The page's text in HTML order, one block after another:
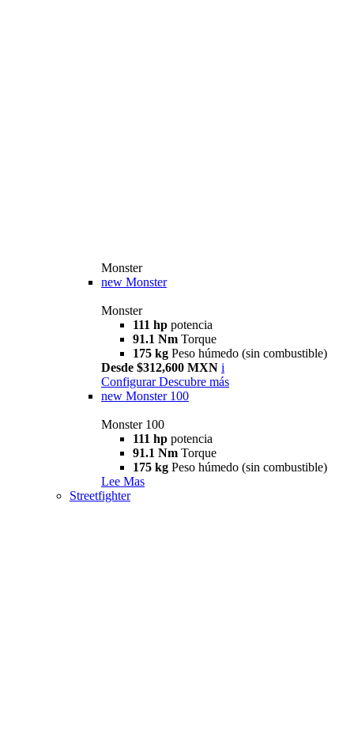
Monster
new Monster
Monster
111 hp potencia
91.1 Nm Torque
175 kg Peso húmedo (sin combustible)
Desde $312,600 MXN i
Configurar Descubre más
new Monster 100
Monster 100
111 hp potencia
91.1 Nm Torque
175 kg Peso húmedo (sin combustible)
Lee Mas
Streetfighter